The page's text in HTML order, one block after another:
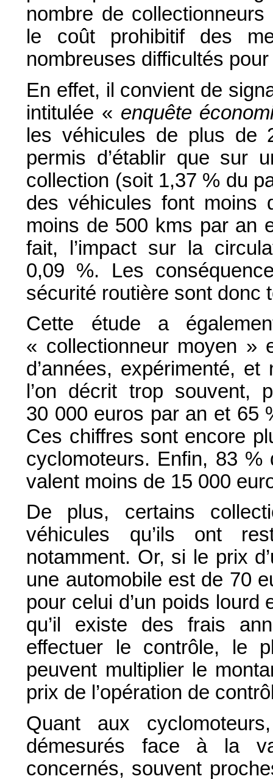
nombre de
le coût prohibitif des
nombreuses difficultés
En effet, il convient de
intitulée « enquête
les véhicules de plus de
permis d’établir que sur
collection (soit 1,37 % du
des véhicules font
moins de 500 kms par an
fait, l’impact sur la
0,09 %. Les
sécurité routière sont donc
Cette étude a
« collectionneur moyen »
d’années, expérimenté,
l’on décrit trop souvent,
30 000 euros par an et 65
Ces chiffres sont encore
cyclomoteurs. Enfin, 83
valent moins de 15 000
De plus, certains
véhicules qu’ils ont
notamment. Or, si le prix
une automobile est de 70
pour celui d’un poids lourd
qu’il existe des frais
effectuer le contrôle, le
peuvent multiplier le
prix de l’opération de
Quant aux
démesurés face à la
concernés, souvent